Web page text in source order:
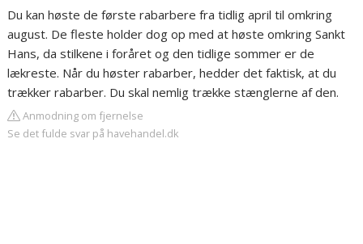
Du kan høste de første rabarbere fra tidlig april til omkring
august. De fleste holder dog op med at høste omkring Sankt
Hans, da stilkene i foråret og den tidlige sommer er de
lækreste. Når du høster rabarber, hedder det faktisk, at du
trækker rabarber. Du skal nemlig trække stænglerne af den.
Anmodning om fjernelse
Se det fulde svar på havehandel.dk